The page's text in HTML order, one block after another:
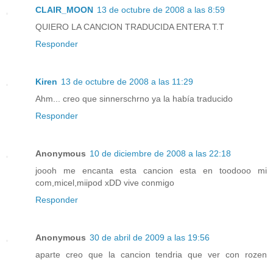
CLAIR_MOON 13 de octubre de 2008 a las 8:59
QUIERO LA CANCION TRADUCIDA ENTERA T.T
Responder
Kiren 13 de octubre de 2008 a las 11:29
Ahm... creo que sinnerschrno ya la había traducido
Responder
Anonymous 10 de diciembre de 2008 a las 22:18
joooh me encanta esta cancion esta en toodooo mi
com,micel,miipod xDD vive conmigo
Responder
Anonymous 30 de abril de 2009 a las 19:56
aparte creo que la cancion tendria que ver con rozen